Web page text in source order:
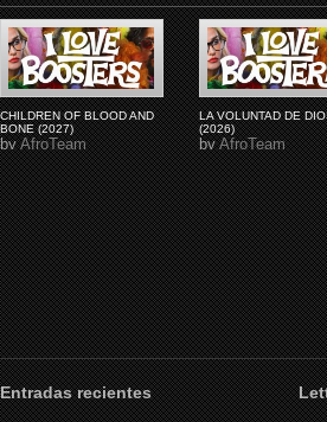
CHILDREN OF BLOOD AND
BONE (2027)
byAfroTeam
LA VOLUNTAD DE
(2026)
byAfroTeam
Entradas recientes